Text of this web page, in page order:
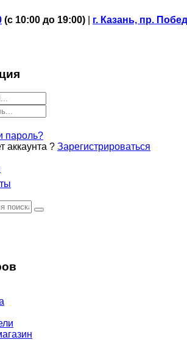
(с 10:00 до 19:00) г. Казань, пр.
пароль?
аккаунта ? Зарегистрироваться